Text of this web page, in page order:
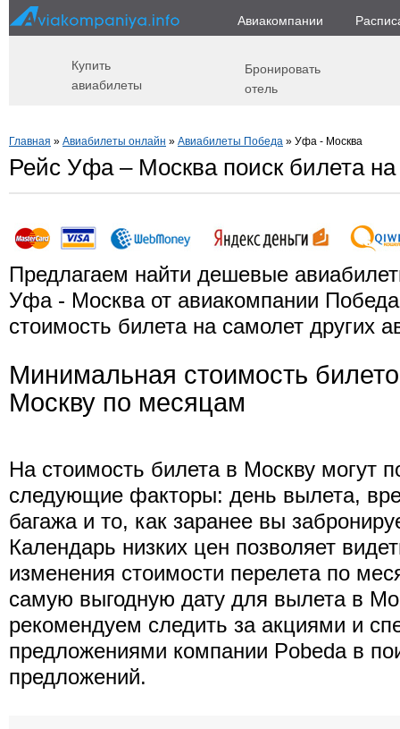
Авиакомпании
Купить
авиабилеты
Бронировать
отель
Главная » Авиабилеты онлайн » Авиабилеты Победа » Уфа - Москва
Рейс Уфа – Москва поиск билета
Предлагаем найти дешевые
Уфа - Москва от авиакомпании
стоимость билета на самолет других
Минимальная стоимость
Москву по месяцам
На стоимость билета в Москву могут
следующие факторы: день вылета,
багажа и то, как заранее вы
Календарь низких цен позволяет
изменения стоимости перелета по
самую выгодную дату для вылета в
рекомендуем следить за акциями и
предложениями компании Pobeda в
предложений.